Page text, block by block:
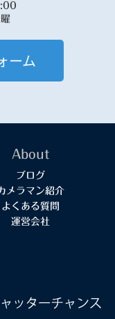
ーム
About
ブログ
メラマン紹介
よくある質問
運営会社